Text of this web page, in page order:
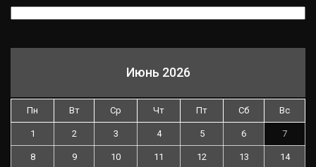
Июнь 2026
Пн Вт Ср Чт Пт Сб Вс
1 2 3 4 5 6 7
8 9 10 11 12 13 14